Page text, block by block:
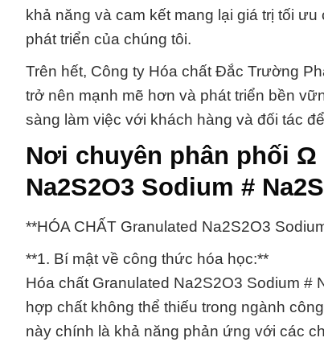
khả năng và cam kết mang lại giá trị tối
phát triển của chúng tôi.
Trên hết, Công ty Hóa chất Đắc Trường
trở nên mạnh mẽ hơn và phát triển bền
sàng làm việc với khách hàng và đối tác
Nơi chuyên phân phối Ω
Na2S2O3 Sodium #
**HÓA CHẤT Granulated Na2S2O3
**1. Bí mật về công thức hóa học:**
Hóa chất Granulated Na2S2O3 Sodium
hợp chất không thể thiếu trong ngành
này chính là khả năng phản ứng với các